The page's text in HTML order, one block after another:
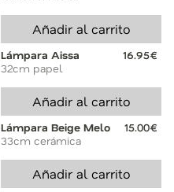
Añadir al carrito
Lámpara Aissa
16.95€
32cm papel
Añadir al carrito
Lámpara Beige Melo
15.00€
33cm cerámica
Añadir al carrito